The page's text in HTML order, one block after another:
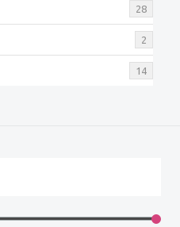
28
2
14